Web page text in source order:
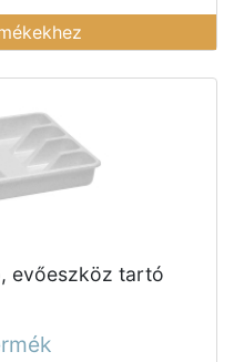
evőeszköz tartó